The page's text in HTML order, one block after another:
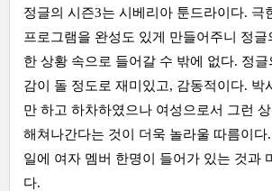
정글의 시즌3는 시베리아 툰드라이다. 극
프로그램을 완성도 있게 만들어주니 정글
한 상황 속으로 들어갈 수 밖에 없다. 정글
감이 돌 정도로 재미있고, 감동적이다. 박
만 하고 하차하였으나 여성으로서 그런
해쳐나간다는 것이 더욱 놀라울 따름이다
일에 여자 멤버 한명이 들어가 있는 것과
다.